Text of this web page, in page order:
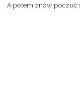
A potem znów poczuć